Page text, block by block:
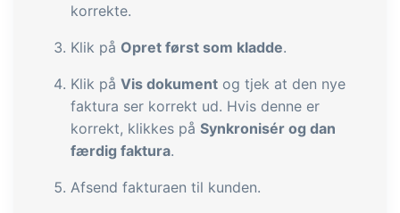
korrekte.
Klik på Opret først som kladde.
Klik på Vis dokument og tjek at den nye
faktura ser korrekt ud. Hvis denne er
korrekt, klikkes på Synkronisér og dan
færdig faktura.
Afsend fakturaen til kunden.